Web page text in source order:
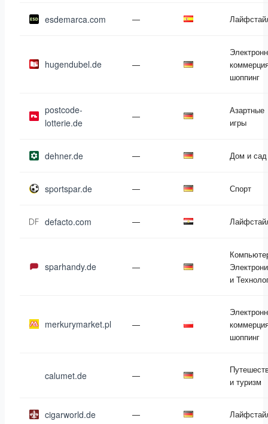
esdemarca.com —
hugendubel.de —
шоппинг
postcode-
lotterie.de
—
Азартные
игры
dehner.de — Дом и сад
sportspar.de — Спорт
defacto.com —
sparhandy.de —
и
merkurymarket.pl —
шоппинг
calumet.de —
и туризм
cigarworld.de —